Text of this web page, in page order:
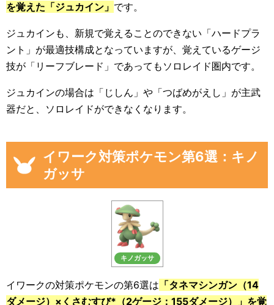
を覚えた「ジュカイン」 です。
ジュカインも、新規で覚えることのできない「ハードプラ
ント」が最適技構成となっていますが、覚えているゲージ
技が「リーフブレード」であってもソロレイド圏内です。
ジュカインの場合は「じしん」や「つばめがえし」が主武
器だと、ソロレイドができなくなります。
イワーク対策ポケモン第6選：キノ
ガッサ
キノガッサ
イワークの対策ポケモンの第6選は 「タネマシンガン（14
ダメージ）×くさむすび*（2ゲージ：155ダメージ）」を覚